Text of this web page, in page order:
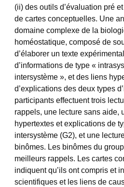
(ii) des outils d’évaluation pré
de cartes conceptuelles. Une
domaine complexe de la
homéostatique, composé de
d’élaborer un texte
d’informations de type «
intersystème », et des liens
d’explications des deux types
participants effectuent trois
rappels, une lecture sans aide,
hypertextes et explications de
intersystème (G2), et une
binômes. Les binômes du
meilleurs rappels. Les cartes
indiquent qu’ils ont compris et
scientifiques et les liens de